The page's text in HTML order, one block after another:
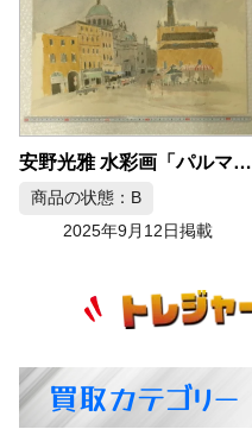
安野光雅 水彩画「パルマ ステッカータ教会」
商品の状態：B
2025年9月12日掲載
買取カテゴリー